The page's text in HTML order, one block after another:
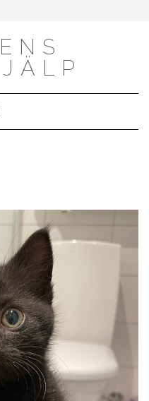
Navigation